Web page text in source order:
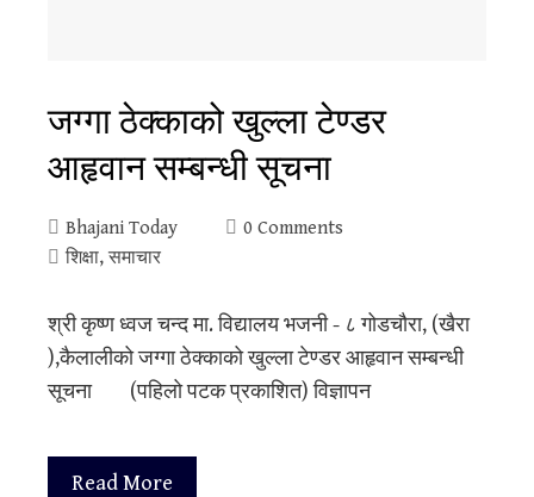
जग्गा ठेक्काको खुल्ला टेण्डर
आहृवान सम्बन्धी सूचना
Bhajani Today
0 Comments
शिक्षा, समाचार
श्री कृष्ण ध्वज चन्द मा. विद्यालय भजनी - ८ गोडचौरा, (खैरा
),कैलालीको जग्गा ठेक्काको खुल्ला टेण्डर आहृवान सम्बन्धी
सूचना (पहिलो पटक प्रकाशित) विज्ञापन
Read More